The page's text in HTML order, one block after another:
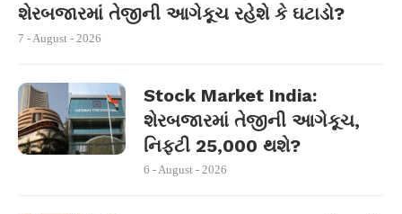
શેરબજારમાં તેજીની આગેકૂચ રહેશે કે ઘટાડો?
7 - August - 2026
Stock Market India:
શેરબજારમાં તેજીની આગેકૂચ,
નિફ્ટી 25,000 થશે?
6 - August - 2026